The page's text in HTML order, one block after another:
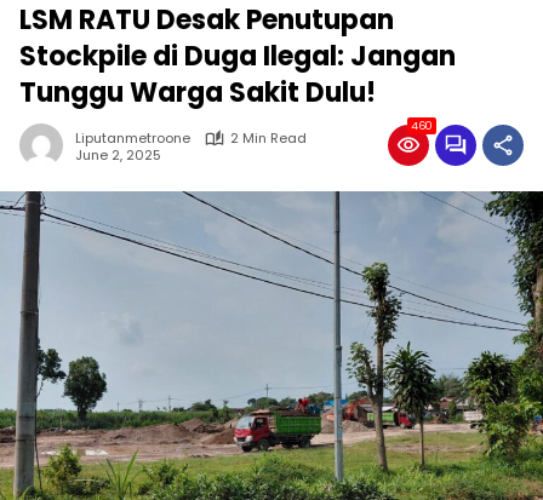
LSM RATU Desak Penutupan
Stockpile di Duga Ilegal: Jangan
Tunggu Warga Sakit Dulu!
Liputanmetroone
2 Min Read
June 2, 2025
460